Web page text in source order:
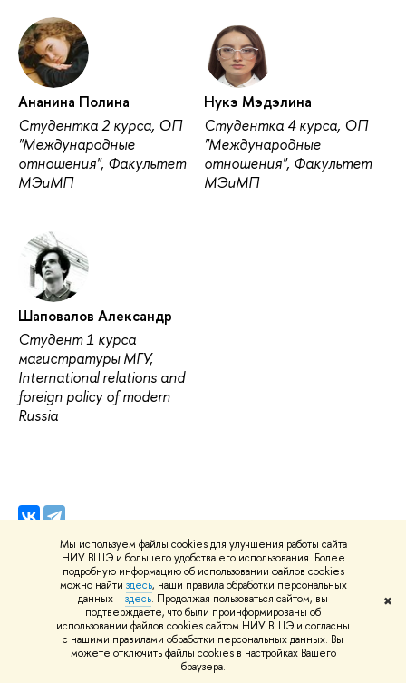
Мы используем файлы cookies для улучшения работы сайта
НИУ ВШЭ и большего удобства его использования. Более
подробную информацию об использовании файлов cookies
можно найти здесь, наши правила обработки персональных
данных –здесь. Продолжая пользоваться сайтом, вы
подтверждаете, что были проинформированы об
использовании файлов cookies сайтом НИУ ВШЭ и согласны
с нашими правилами обработки персональных данных. Вы
можете отключить файлы cookies в настройках Вашего
браузера.
✖
Ананина Полина
Студентка 2 курса, ОП
"Международные
отношения", Факультет
МЭиМП
Нукэ Мэдэлина
Студентка 4 курса, ОП
"Международные
отношения", Факультет
МЭиМП
Шаповалов Александр
Студент 1 курса
магистратуры МГУ,
International relations and
foreign policy of modern
Russia
Нашли опечатку?
Выделите её, нажмите Ctrl+Enter и отправьте нам